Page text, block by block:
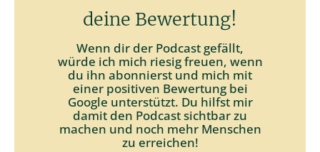
deine Bewertung!
Wenn dir der Podcast gefällt,
würde ich mich riesig freuen, wenn
du ihn abonnierst und mich mit
einer positiven Bewertung bei
Google unterstützt. Du hilfst mir
damit den Podcast sichtbar zu
machen und noch mehr Menschen
zu erreichen!